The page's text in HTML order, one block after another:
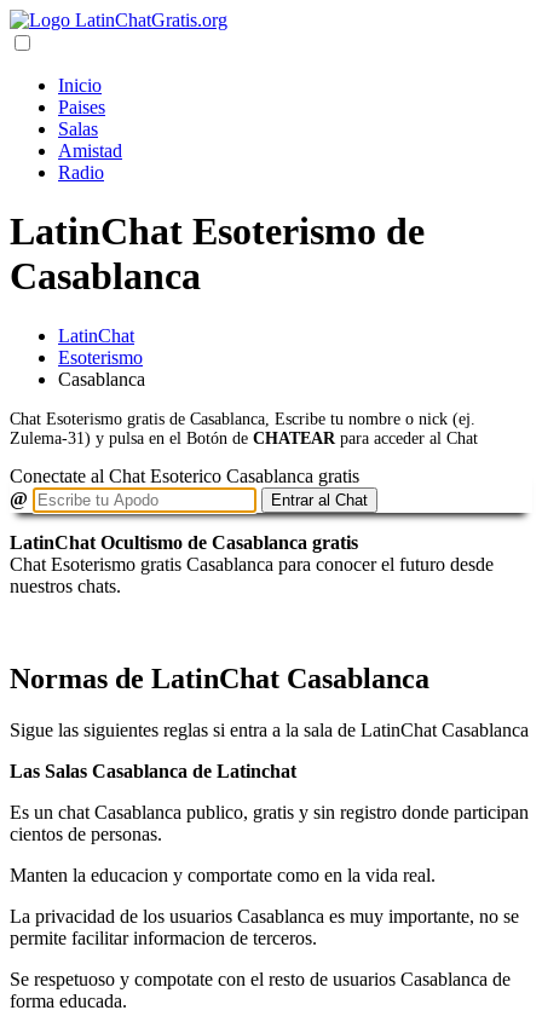
Inicio
Paises
Salas
Amistad
Radio
LatinChat Esoterismo de
Casablanca
LatinChat
Esoterismo
Casablanca
Chat Esoterismo gratis de Casablanca, Escribe tu nombre o nick (ej.
Zulema-31) y pulsa en el Botón de CHATEAR para acceder al Chat
Conectate al Chat Esoterico Casablanca gratis
@
Entrar al Chat
LatinChat Ocultismo de Casablanca gratis
Chat Esoterismo gratis Casablanca para conocer el futuro desde
nuestros chats.
Normas de LatinChat Casablanca
Sigue las siguientes reglas si entra a la sala de LatinChat Casablanca
Las Salas Casablanca de Latinchat
Es un chat Casablanca publico, gratis y sin registro donde participan
cientos de personas.
Manten la educacion y comportate como en la vida real.
La privacidad de los usuarios Casablanca es muy importante, no se
permite facilitar informacion de terceros.
Se respetuoso y compotate con el resto de usuarios Casablanca de
forma educada.